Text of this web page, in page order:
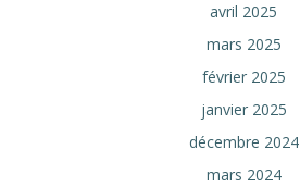
avril 2025
mars 2025
février 2025
janvier 2025
décembre 2024
mars 2024